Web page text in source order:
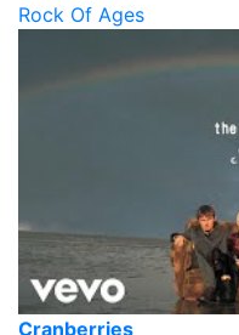
Rock Of Ages
Cranberries